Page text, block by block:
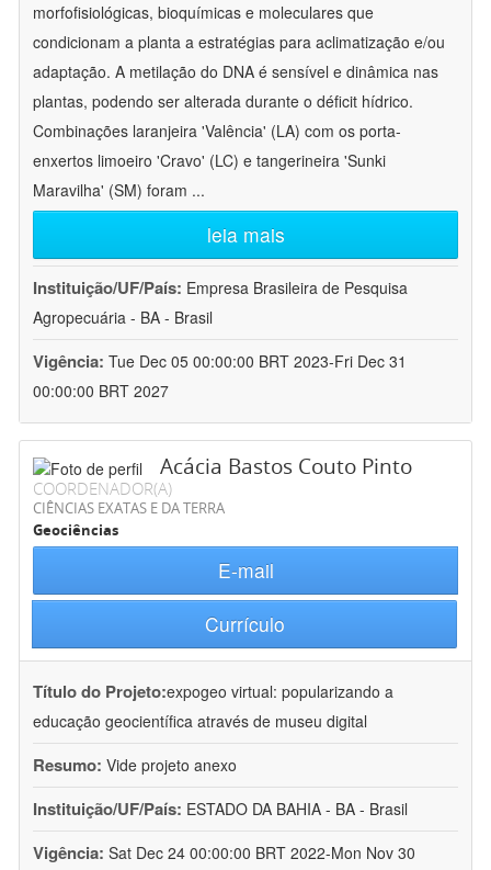
morfofisiológicas, bioquímicas e moleculares que
condicionam a planta a estratégias para aclimatização e/ou
adaptação. A metilação do DNA é sensível e dinâmica nas
plantas, podendo ser alterada durante o déficit hídrico.
Combinações laranjeira 'Valência' (LA) com os porta-
enxertos limoeiro 'Cravo' (LC) e tangerineira 'Sunki
Maravilha' (SM) foram ...
leia mais
Instituição/UF/País: Empresa Brasileira de Pesquisa
Agropecuária - BA - Brasil
Vigência: Tue Dec 05 00:00:00 BRT 2023-Fri Dec 31
00:00:00 BRT 2027
Acácia Bastos Couto Pinto
COORDENADOR(A)
CIÊNCIAS EXATAS E DA TERRA
Geociências
E-mail
Currículo
Título do Projeto:expogeo virtual: popularizando a
educação geocientífica através de museu digital
Resumo: Vide projeto anexo
Instituição/UF/País: ESTADO DA BAHIA - BA - Brasil
Vigência: Sat Dec 24 00:00:00 BRT 2022-Mon Nov 30